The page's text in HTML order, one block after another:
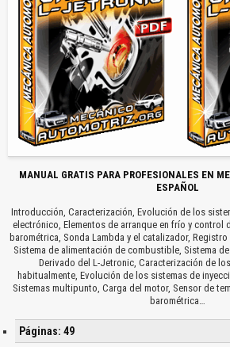
MANUAL GRATIS PARA PROFESIONALES EN
ESPAÑOL
Introducción, Caracterización, Evolución de los
electrónico, Elementos de arranque en frío y control
barométrica, Sonda Lambda y el catalizador,
Sistema de alimentación de combustible, Sistema
Derivado del L-Jetronic, Caracterización de
habitualmente, Evolución de los sistemas de
Sistemas multipunto, Carga del motor, Sensor de
barométrica…
Páginas: 49